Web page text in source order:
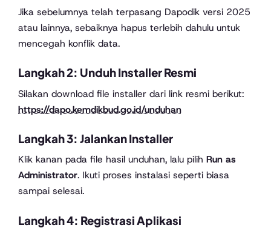
Jika sebelumnya telah terpasang Dapodik versi 2025
atau lainnya, sebaiknya hapus terlebih dahulu untuk
mencegah konflik data.
Langkah 2: Unduh Installer Resmi
Silakan download file installer dari link resmi berikut:
https://dapo.kemdikbud.go.id/unduhan
Langkah 3: Jalankan Installer
Klik kanan pada file hasil unduhan, lalu pilih Run as
Administrator. Ikuti proses instalasi seperti biasa
sampai selesai.
Langkah 4: Registrasi Aplikasi